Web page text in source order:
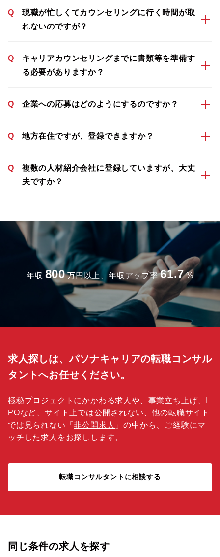
Q
現職が忙しくてカウンセリングに行く時間が取
れないのですが？
Q
キャリアカウンセリングまでに書類等を準備す
る必要がありますか？
Q 企業への応募はどのようにするのですか？
Q 地方在住ですが、登録できますか？
Q
複数の人材紹介会社に登録していますが、大丈
夫ですか？
年収 800 万円以上、年収アップ率 61.7 %
求人探しは、パソナキャリアの転職コンサル
タントへお任せください。
極秘プロジェクトにかかわる求人や、事業立ち上げ、I
POなど、サイト上では公開されない、他の転職サイト
では見られない「非公開求人 」の中から、ご経験にマ
ッチした求人をお探しします。
転職コンサルタントに相談する
同じ条件の求人を探す